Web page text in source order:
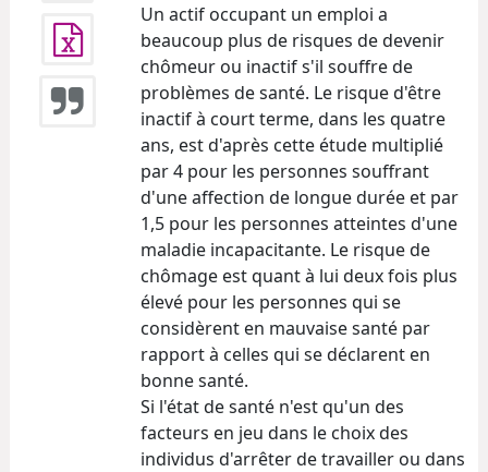
Un actif occupant un emploi a
beaucoup plus de risques de devenir
chômeur ou inactif s'il souffre de
problèmes de santé. Le risque d'être
inactif à court terme, dans les quatre
ans, est d'après cette étude multiplié
par 4 pour les personnes souffrant
d'une affection de longue durée et par
1,5 pour les personnes atteintes d'une
maladie incapacitante. Le risque de
chômage est quant à lui deux fois plus
élevé pour les personnes qui se
considèrent en mauvaise santé par
rapport à celles qui se déclarent en
bonne santé.
Si l'état de santé n'est qu'un des
facteurs en jeu dans le choix des
individus d'arrêter de travailler ou dans